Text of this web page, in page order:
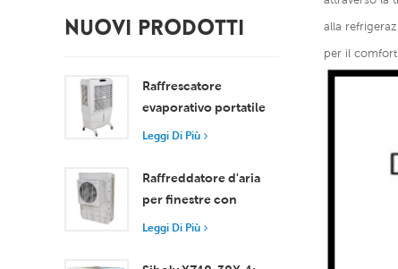
NUOVI PRODOTTI
Raffrescatore
evaporativo portatile
da 8000 m³/h con
modello XZ13-080
Leggi Di Più
Raffreddatore d'aria
per finestre con
motore assiale
Raffreddamento
Leggi Di Più
alla
per il